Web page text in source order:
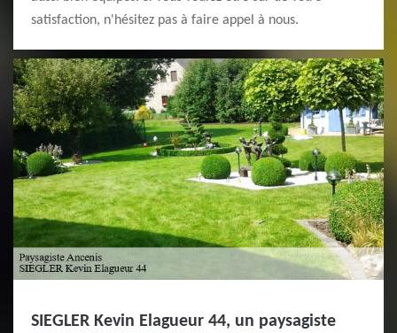
satisfaction, n'hésitez pas à faire appel à nous.
SIEGLER Kevin Elagueur 44, un paysagiste